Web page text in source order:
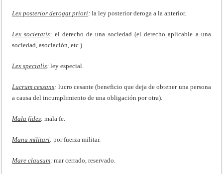
Lex posterior derogat priori :la ley posterior deroga a la anterior.
Lex societatis: el derecho de una sociedad (el derecho aplicable a una
sociedad, asociación, etc.).
Lex specialis:ley especial.
Lucrum cessans: lucro cesante (beneficio que deja de obtener una persona
a causa del incumplimiento de una obligación por otra).
Mala fides: mala fe.
Manu militari: por fuerza militar.
Mare clausum: mar cerrado, reservado.